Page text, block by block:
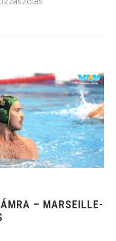
– MARSEILLE-